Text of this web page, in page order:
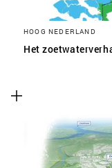
HOOG NEDERLAND
Het